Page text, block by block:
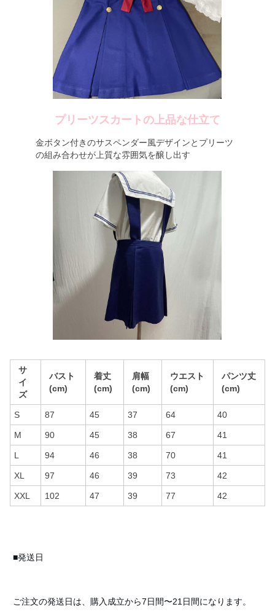
プリーツスカートの上品な仕立て
金ボタン付きのサスペンダー風デザインとプリーツ
の組み合わせが上質な雰囲気を醸し出す
サ
イ
ズ
バスト
(cm)
着丈
(cm)
肩幅
(cm)
ウエスト
(cm)
パンツ丈
(cm)
S 87 45 37 64 40
M 90 45 38 67 41
L 94 46 38 70 41
XL 97 46 39 73 42
XXL 102 47 39 77 42
■発送日
ご注文の発送日は、購入成立から7日間〜21日間になります。